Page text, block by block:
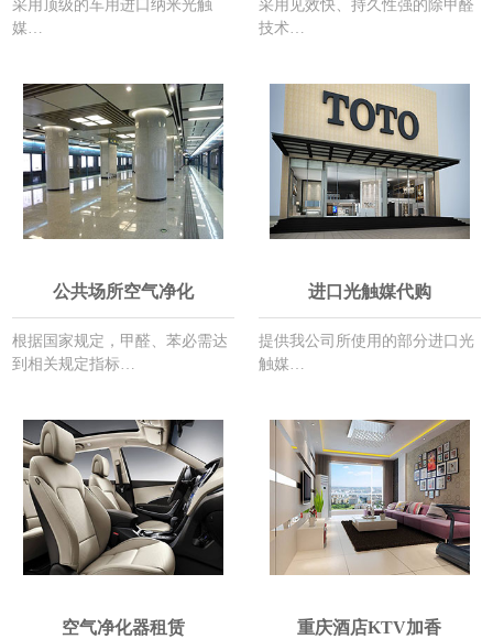
采用顶级的车用进口纳米光触
媒…
采用见效快、持久性强的除甲醛
技术…
公共场所空气净化
根据国家规定，甲醛、苯必需达
到相关规定指标…
进口光触媒代购
提供我公司所使用的部分进口光
触媒…
空气净化器租赁 重庆酒店KTV加香